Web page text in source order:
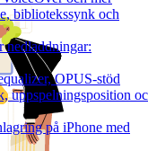
bibliotekssynk och
nedladdningar:
OPUS-stöd
uppspelningsposition
på iPhone med